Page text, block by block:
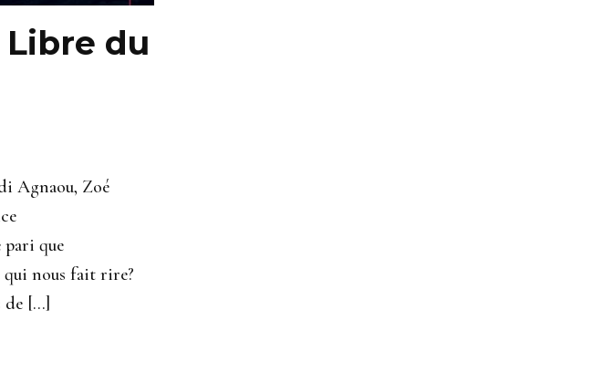
Libre du
Agnaou, Zoé
pari que
qui nous fait rire?
de […]